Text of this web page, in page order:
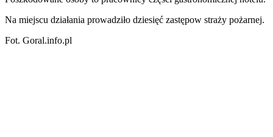
Na miejscu działania prowadziło dziesięć zastępow straży pożarnej.
Fot. Goral.info.pl